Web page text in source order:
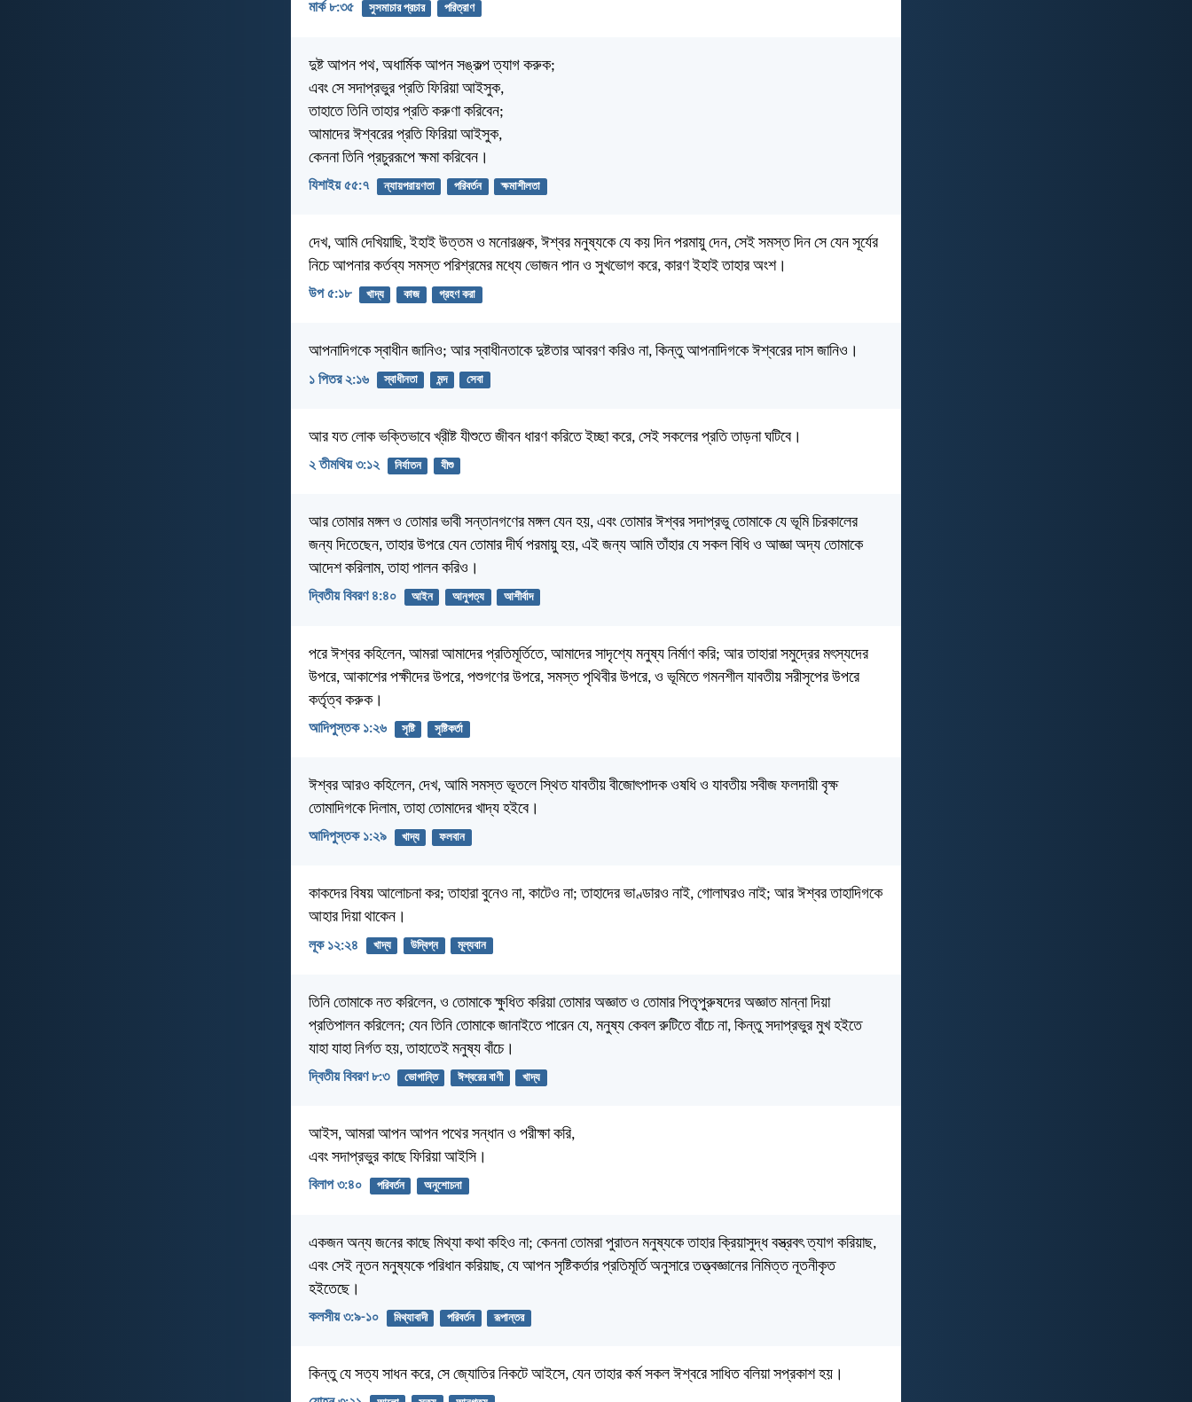
মার্ক ৮:৩৫ সুসমাচার প্রচার পরিত্রাণ
দুষ্ট আপন পথ, অধার্মিক আপন সঙ্কল্প ত্যাগ করুক;
এবং সে সদাপ্রভুর প্রতি ফিরিয়া আইসুক,
তাহাতে তিনি তাহার প্রতি করুণা করিবেন;
আমাদের ঈশ্বরের প্রতি ফিরিয়া আইসুক,
কেননা তিনি প্রচুররূপে ক্ষমা করিবেন।
যিশাইয় ৫৫:৭ ন্যায়পরায়ণতা পরিবর্তন ক্ষমাশীলতা
দেখ, আমি দেখিয়াছি, ইহাই উত্তম ও মনোরঞ্জক, ঈশ্বর মনুষ্যকে যে কয় দিন পরমায়ু দেন, সেই সমস্ত দিন সে যেন সূর্যের
নিচে আপনার কর্তব্য সমস্ত পরিশ্রমের মধ্যে ভোজন পান ও সুখভোগ করে, কারণ ইহাই তাহার অংশ।
উপ ৫:১৮ খাদ্য কাজ গ্রহণ করা
আপনাদিগকে স্বাধীন জানিও; আর স্বাধীনতাকে দুষ্টতার আবরণ করিও না, কিন্তু আপনাদিগকে ঈশ্বরের দাস জানিও।
১ পিতর ২:১৬ স্বাধীনতা মন্দ সেবা
আর যত লোক ভক্তিভাবে খ্রীষ্ট যীশুতে জীবন ধারণ করিতে ইচ্ছা করে, সেই সকলের প্রতি তাড়না ঘটিবে।
২ তীমথিয় ৩:১২ নির্যাতন যীশু
আর তোমার মঙ্গল ও তোমার ভাবী সন্তানগণের মঙ্গল যেন হয়, এবং তোমার ঈশ্বর সদাপ্রভু তোমাকে যে ভূমি চিরকালের
জন্য দিতেছেন, তাহার উপরে যেন তোমার দীর্ঘ পরমায়ু হয়, এই জন্য আমি তাঁহার যে সকল বিধি ও আজ্ঞা অদ্য তোমাকে
আদেশ করিলাম, তাহা পালন করিও।
দ্বিতীয় বিবরণ ৪:৪০ আইন আনুগত্য আশীর্বাদ
পরে ঈশ্বর কহিলেন, আমরা আমাদের প্রতিমূর্তিতে, আমাদের সাদৃশ্যে মনুষ্য নির্মাণ করি; আর তাহারা সমুদ্রের মৎস্যদের
উপরে, আকাশের পক্ষীদের উপরে, পশুগণের উপরে, সমস্ত পৃথিবীর উপরে, ও ভূমিতে গমনশীল যাবতীয় সরীসৃপের উপরে
কর্তৃত্ব করুক।
আদিপুস্তক ১:২৬ সৃষ্টি সৃষ্টিকর্তা
ঈশ্বর আরও কহিলেন, দেখ, আমি সমস্ত ভূতলে স্থিত যাবতীয় বীজোৎপাদক ওষধি ও যাবতীয় সবীজ ফলদায়ী বৃক্ষ
তোমাদিগকে দিলাম, তাহা তোমাদের খাদ্য হইবে।
আদিপুস্তক ১:২৯ খাদ্য ফলবান
কাকদের বিষয় আলোচনা কর; তাহারা বুনেও না, কাটেও না; তাহাদের ভাণ্ডারও নাই, গোলাঘরও নাই; আর ঈশ্বর তাহাদিগকে
আহার দিয়া থাকেন।
লূক ১২:২৪ খাদ্য উদ্বিগ্ন মূল্যবান
তিনি তোমাকে নত করিলেন, ও তোমাকে ক্ষুধিত করিয়া তোমার অজ্ঞাত ও তোমার পিতৃপুরুষদের অজ্ঞাত মান্না দিয়া
প্রতিপালন করিলেন; যেন তিনি তোমাকে জানাইতে পারেন যে, মনুষ্য কেবল রুটিতে বাঁচে না, কিন্তু সদাপ্রভুর মুখ হইতে
যাহা যাহা নির্গত হয়, তাহাতেই মনুষ্য বাঁচে।
দ্বিতীয় বিবরণ ৮:৩ ভোগান্তি ঈশ্বরের বাণী খাদ্য
আইস, আমরা আপন আপন পথের সন্ধান ও পরীক্ষা করি,
এবং সদাপ্রভুর কাছে ফিরিয়া আইসি।
বিলাপ ৩:৪০ পরিবর্তন অনুশোচনা
একজন অন্য জনের কাছে মিথ্যা কথা কহিও না; কেননা তোমরা পুরাতন মনুষ্যকে তাহার ক্রিয়াসুদ্ধ বস্ত্রবৎ ত্যাগ করিয়াছ,
এবং সেই নূতন মনুষ্যকে পরিধান করিয়াছ, যে আপন সৃষ্টিকর্তার প্রতিমূর্তি অনুসারে তত্ত্বজ্ঞানের নিমিত্ত নূতনীকৃত
হইতেছে।
কলসীয় ৩:৯-১০ মিথ্যাবাদী পরিবর্তন রূপান্তর
কিন্তু যে সত্য সাধন করে, সে জ্যোতির নিকটে আইসে, যেন তাহার কর্ম সকল ঈশ্বরে সাধিত বলিয়া সপ্রকাশ হয়।